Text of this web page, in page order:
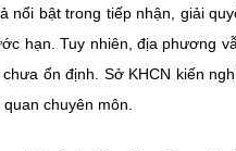
nổi bật trong tiếp nhận, giải
hạn. Tuy nhiên, địa phương
ổn định. Sở KHCN kiến
chuyên môn.